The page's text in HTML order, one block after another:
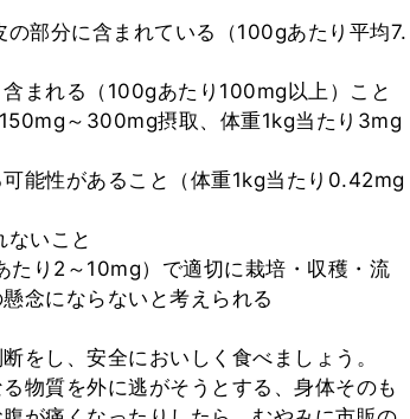
部分に含まれている（100gあたり平均7.
まれる（100gあたり100mg以上）こと
～300mg摂取、体重1kg当たり3mg
能性があること（体重1kg当たり0.42mg
いこと
り2～10mg）で適切に栽培・収穫・流
念にならないと考えられる
をし、安全においしく食べましょう。
物質を外に逃がそうとする、身体そのも